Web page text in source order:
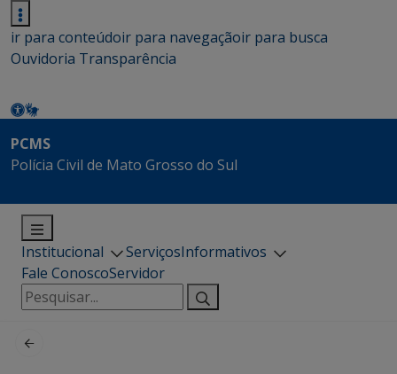
ir para conteúdoir para navegaçãoir para busca
Ouvidoria Transparência
PCMS
Polícia Civil de Mato Grosso do Sul
Institucional ServiçosInformativos
Fale ConoscoServidor
Pesquisar
por: